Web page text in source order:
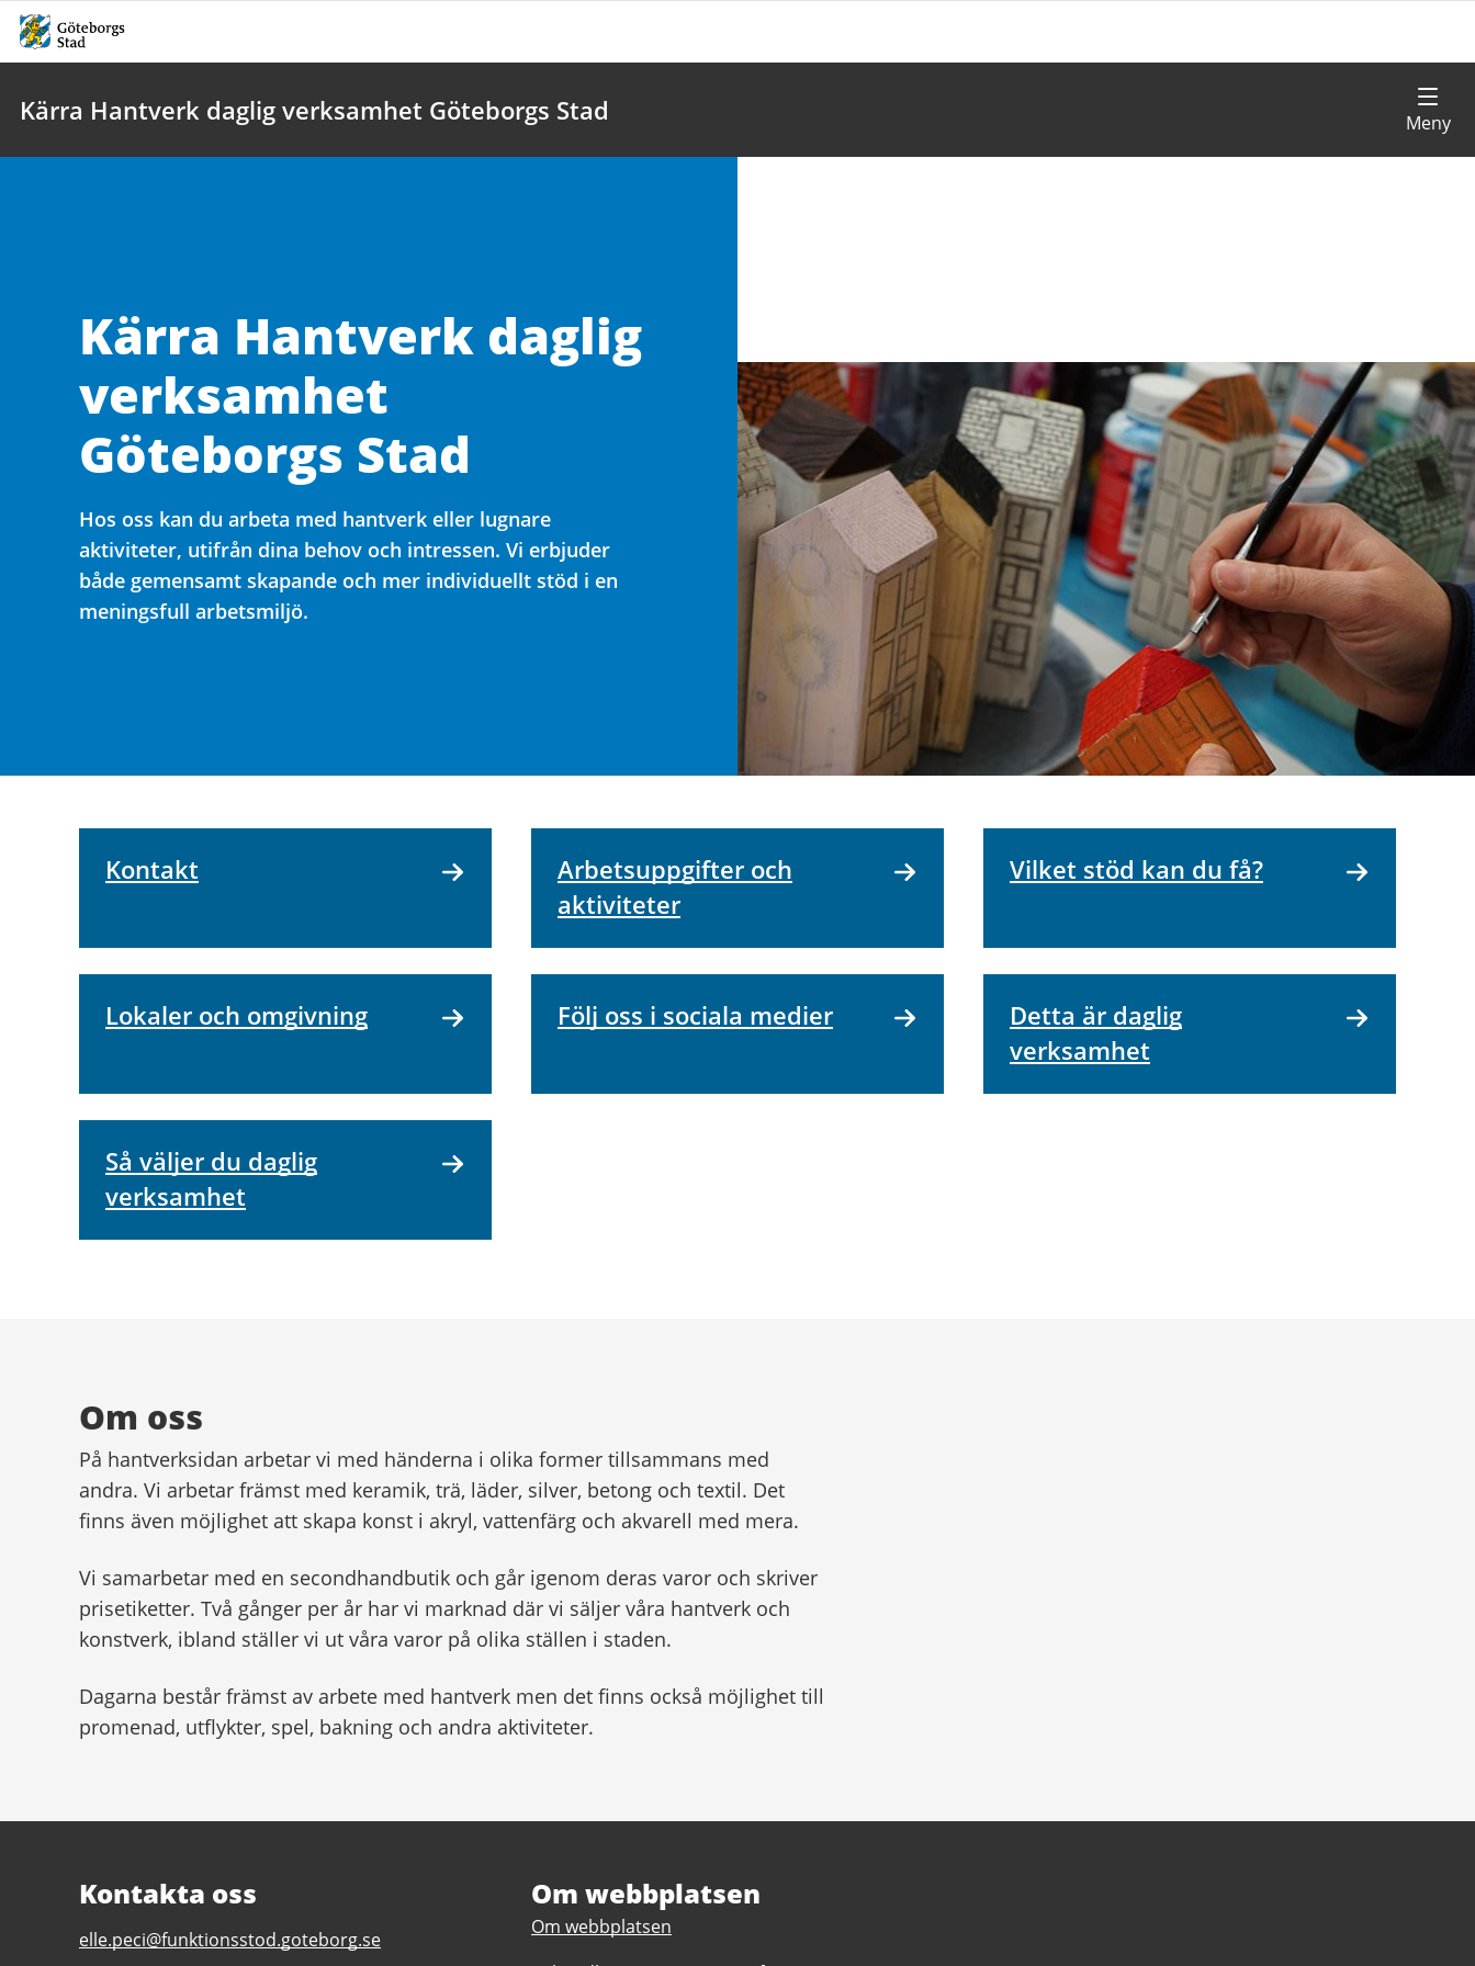
Kärra Hantverk daglig verksamhet Göteborgs Stad
Kärra Hantverk daglig
verksamhet
Göteborgs Stad
Hos oss kan du arbeta med hantverk eller lugnare
aktiviteter, utifrån dina behov och intressen. Vi erbjuder
både gemensamt skapande och mer individuellt stöd i en
meningsfull arbetsmiljö.
Kontakt
Arbetsuppgifter och
aktiviteter
Vilket stöd kan du få?
Lokaler och omgivning Följ oss i sociala medier
Detta är daglig
verksamhet
Så väljer du daglig
verksamhet
Om oss
På hantverksidan arbetar vi med händerna i olika former tillsammans med
andra. Vi arbetar främst med keramik, trä, läder, silver, betong och textil. Det
finns även möjlighet att skapa konst i akryl, vattenfärg och akvarell med mera.
Vi samarbetar med en secondhandbutik och går igenom deras varor och skriver
prisetiketter. Två gånger per år har vi marknad där vi säljer våra hantverk och
konstverk, ibland ställer vi ut våra varor på olika ställen i staden.
Dagarna består främst av arbete med hantverk men det finns också möjlighet till
promenad, utflykter, spel, bakning och andra aktiviteter.
Kontakta oss
E-
elle.peci@funktionsstod.goteborg.se
Om webbplatsen
Om webbplatsen